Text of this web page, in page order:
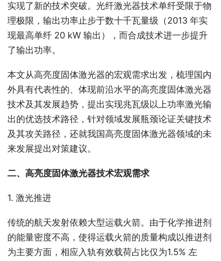
实现了新的技术突破。光纤激光器技术单纤受限于物
理极限，输出功率止步于数十千瓦量级（2013 年实
现最高单纤 20 kW 输出），而合成技术进一步提升
了输出功率。
本文从高亮度固体激光器的宏观需求出发，梳理国内
外具有代表性的、体现前沿水平的高亮度固体激光器
技术及其发展趋势，提出实现兆瓦级以上功率激光输
出的优选技术路径，针对领域发展瓶颈论证关键技术
及其攻关路径，还就我国高亮度固体激光器领域的未
来发展提出对策建议。
二、高亮度固体激光器技术宏观需求
1. 激光推进
传统的航天发射依赖大型运载火箭。由于化学推进剂
的能量密度不高，使得运载火箭的质量构成以推进剂
为主要方面，相应入轨有效载荷占比仅为1.5% 左